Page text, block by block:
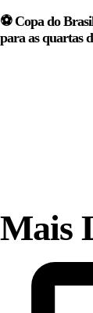
⚽ Copa do
para as quartas
Mais